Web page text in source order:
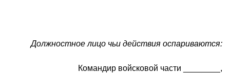
Должностное лицо чьи действия оспариваются:
Командир войсковой части ________,